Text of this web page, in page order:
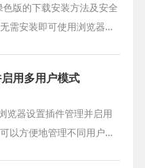
版的下载安装方法及安全
需安装即可使用浏览器，
用多用户模式
览器设置插件管理并启用
以方便地管理不同用户的